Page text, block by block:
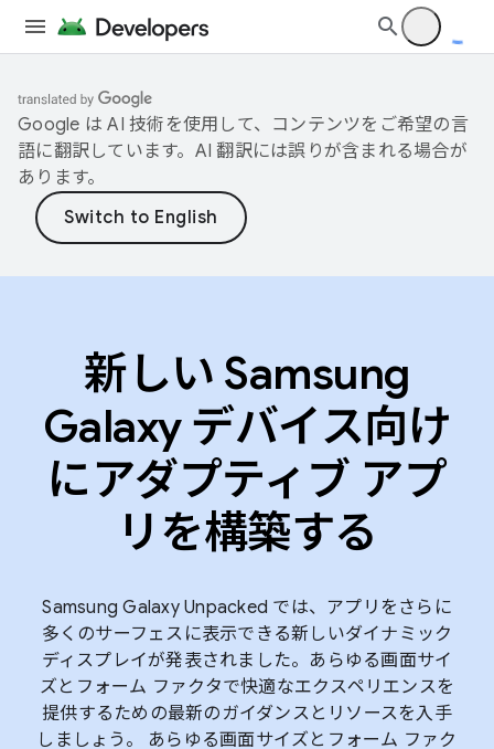
Google は AI 技術を使用して、コンテンツをご希望の言
語に翻訳しています。AI 翻訳には誤りが含まれる場合が
あります。
新しい Samsung
Galaxy デバイス向け
にアダプティブ アプ
リを構築する
Samsung Galaxy Unpacked では、アプリをさらに
多くのサーフェスに表示できる新しいダイナミック
ディスプレイが発表されました。あらゆる画面サイ
ズとフォーム ファクタで快適なエクスペリエンスを
提供するための最新のガイダンスとリソースを入手
しましょう。 あらゆる画面サイズとフォーム ファク